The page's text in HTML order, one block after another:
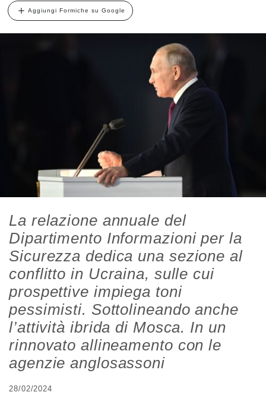
Aggiungi Formiche su Google
La relazione annuale del
Dipartimento Informazioni per la
Sicurezza dedica una sezione al
conflitto in Ucraina, sulle cui
prospettive impiega toni
pessimisti. Sottolineando anche
l’attività ibrida di Mosca. In un
rinnovato allineamento con le
agenzie anglosassoni
28/02/2024